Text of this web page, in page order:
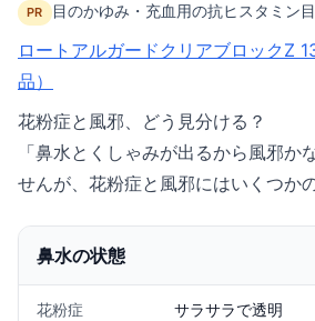
PR 目のかゆみ・充血用の抗ヒスタミン目
ロートアルガードクリアブロックZ
品）
花粉症と風邪、どう見分ける？
「鼻水とくしゃみが出るから風邪か
せんが、花粉症と風邪にはいくつか
鼻水の状態
花粉症 サラサラで透明